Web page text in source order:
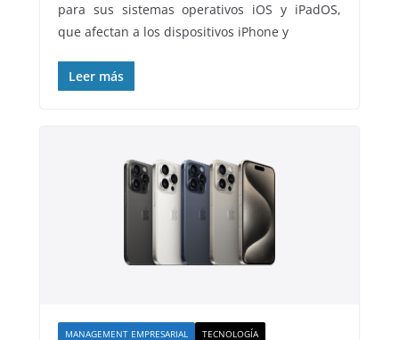
para sus sistemas operativos iOS y iPadOS,
que afectan a los dispositivos iPhone y
Leer más
MANAGEMENT EMPRESARIAL TECNOLOGÍA